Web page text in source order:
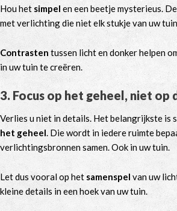
Hou het simpel en een beetje mysterieus.
met verlichting die niet elk stukje van uw
Contrasten tussen licht en donker helpen
in uw tuin te creëren.
3. Focus op het geheel, niet op
Verlies u niet in details. Het belangrijkste is
het geheel . Die wordt in iedere ruimte
verlichtingsbronnen samen. Ook in uw tuin.
Let dus vooral op het samenspel van uw
kleine details in een hoek van uw tuin.